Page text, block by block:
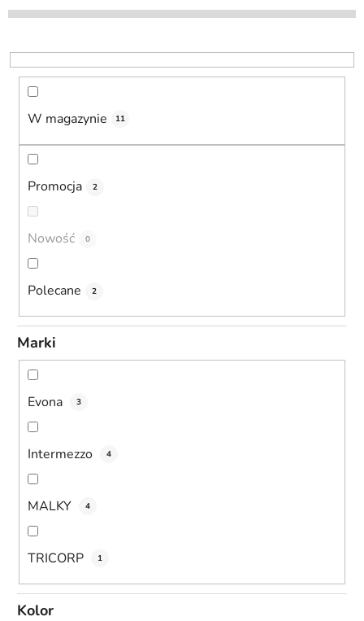
a
i
e
W magazynie 11
Promocja 2
Nowość 0
Polecane 2
Marki
Evona 3
Intermezzo 4
MALKY 4
TRICORP 1
Kolor